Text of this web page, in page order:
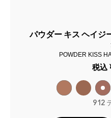
パウダー キス ヘイジ
POWDER KISS
税込
912